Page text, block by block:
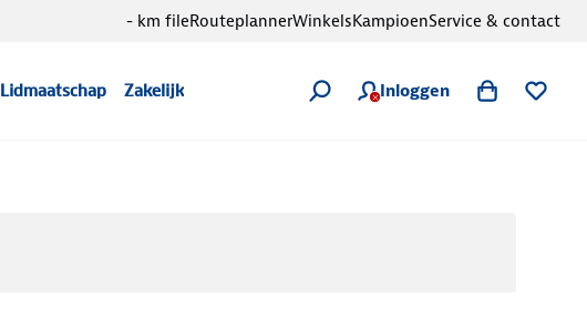
Lidmaatschap Zakelijk Inloggen
- km fileRouteplannerWinkelsKampioenService & contact